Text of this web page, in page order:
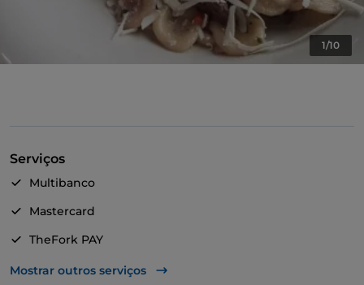
1/10
Serviços
Multibanco
Mastercard
TheFork PAY
UnionPay via TheFork PAY
Mostrar outros serviços